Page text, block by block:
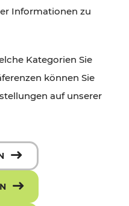
Informationen zu
Kategorien Sie
können Sie
auf unserer